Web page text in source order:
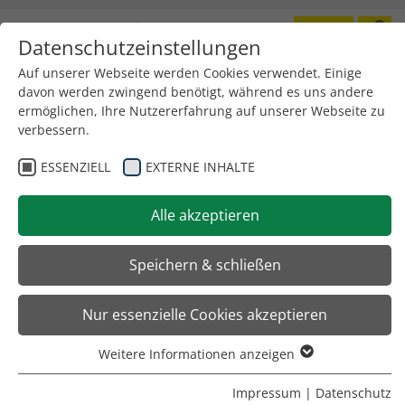
Datenschutzeinstellungen
Auf unserer Webseite werden Cookies verwendet. Einige
davon werden zwingend benötigt, während es uns andere
ermöglichen, Ihre Nutzererfahrung auf unserer Webseite zu
verbessern.
ESSENZIELL EXTERNE INHALTE
Alle akzeptieren
Speichern & schließen
Nur essenzielle Cookies akzeptieren
Essenziell
Essenzielle Cookies werden für grundlegende Funktionen
Weitere Informationen anzeigen
Impressum | Datenschutz